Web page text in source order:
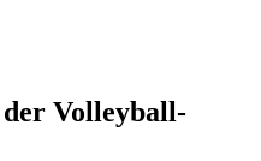
Volleyball-